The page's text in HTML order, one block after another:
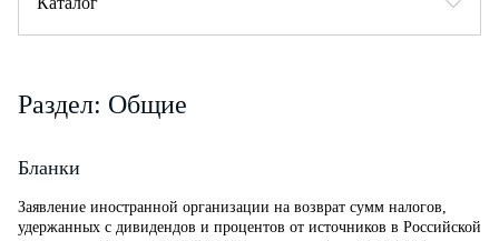
Раздел: Общие
Бланки
Заявление иностранной организации на возврат сумм налогов,
удержанных с дивидендов и процентов от источников в Российской